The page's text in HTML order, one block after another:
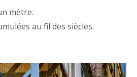
mètre.
au fil des siècles.